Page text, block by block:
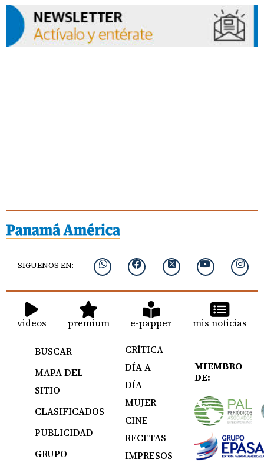
SIGUENOS EN:
videos premium e-papper mis noticias
BUSCAR
MAPA DEL
SITIO
CLASIFICADOS
PUBLICIDAD
GRUPO
CRÍTICA
DÍA A
DÍA
MUJER
CINE
RECETAS
IMPRESOS
MIEMBRO
DE: